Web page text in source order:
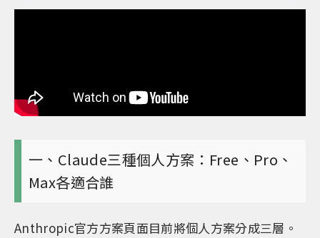
一、Claude三種個人方案：Free、Pro、
Max各適合誰
Anthropic官方方案頁面目前將個人方案分成三層。